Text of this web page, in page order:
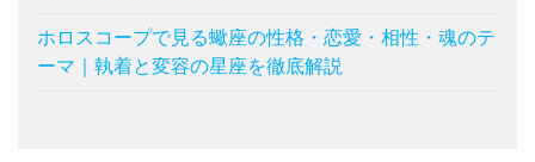
ホロスコープで見る蠍座の性格・恋愛・相性・魂のテ
ーマ｜執着と変容の星座を徹底解説